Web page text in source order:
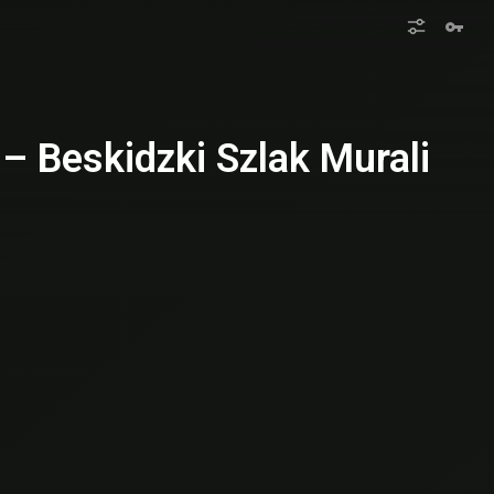
Beskidzki Szlak Murali